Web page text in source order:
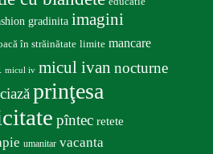
gradinita imagini
în străinătate limite mancare
micul iv micul ivan nocturne
prinţesa
pîntec retete
umanitar vacanta